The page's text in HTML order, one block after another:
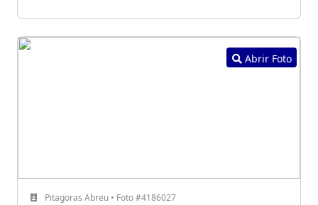
Abrir Foto
Pitagoras Abreu • Foto #4186027